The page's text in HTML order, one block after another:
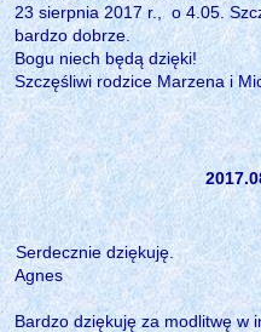
23 sierpnia 2017 r., o 4.05.
bardzo dobrze.
Bogu niech będą dzięki!
Szczęśliwi rodzice Marzena i
Serdecznie dziękuję.
Agnes
Bardzo dziękuję za modlitwę w